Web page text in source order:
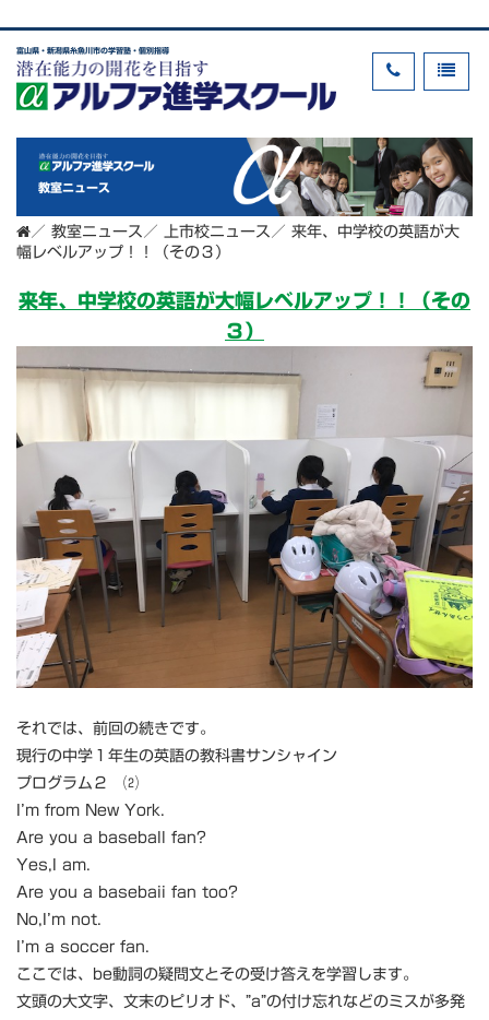
富山県・新潟県糸魚川市の学習塾・個別指導
教室ニュース
／ 教室ニュース ／ 上市校ニュース ／ 来年、中学校の英語が大
幅レベルアップ！！（その３）
来年、中学校の英語が大幅レベルアップ！！（その
３）
それでは、前回の続きです。
現行の中学１年生の英語の教科書サンシャイン
プログラム２ ⑵
I’m from New York.
Are you a baseball fan?
Yes,I am.
Are you a basebaii fan too?
No,I’m not.
I’m a soccer fan.
ここでは、be動詞の疑問文とその受け答えを学習します。
文頭の大文字、文末のピリオド、”a”の付け忘れなどのミスが多発